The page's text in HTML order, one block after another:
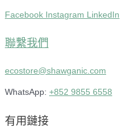
Facebook Instagram LinkedIn
聯繫我們
ecostore@shawganic.com
WhatsApp: +852 9855 6558
有用鏈接